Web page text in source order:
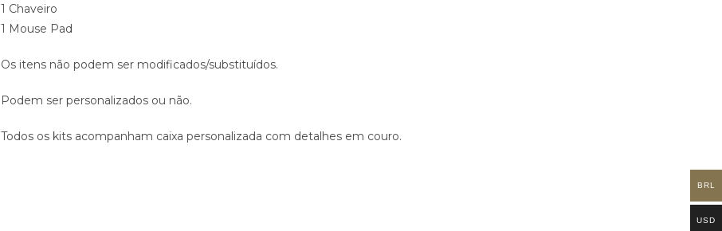
1 Chaveiro
1 Mouse Pad
Os itens não podem ser modificados/substituídos.
Podem ser personalizados ou não.
Todos os kits acompanham caixa personalizada com detalhes em couro.
BRL
USD